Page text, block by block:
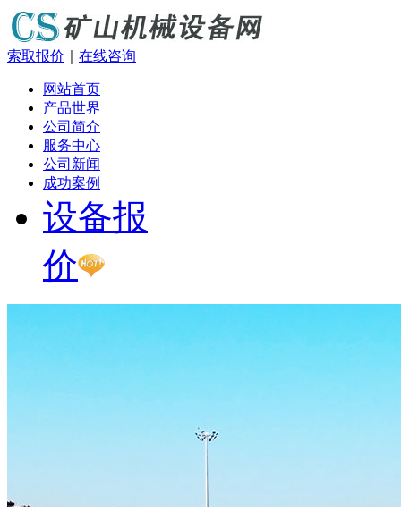
索取报价 在线咨询
网站首页
产品世界
公司简介
服务中心
公司新闻
成功案例
设备报
价